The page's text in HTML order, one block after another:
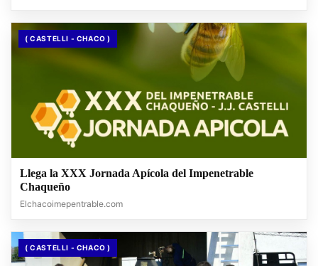
( CASTELLI - CHACO )
Llega la XXX Jornada Apícola del Impenetrable
Chaqueño
Elchacoimepentrable.com
( CASTELLI - CHACO )